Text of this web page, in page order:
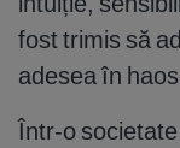
fost trimis să
adesea în
Într-o